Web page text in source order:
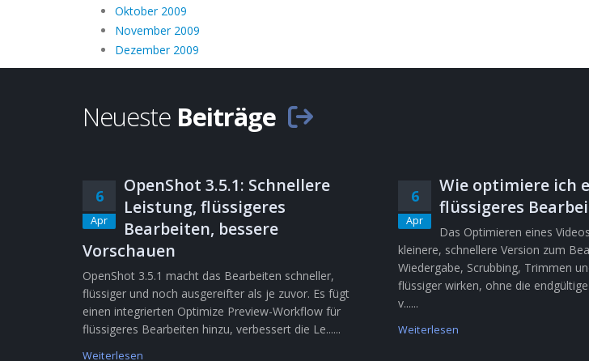
Oktober 2009
November 2009
Dezember 2009
Neueste Beiträge
6
Apr
OpenShot 3.5.1: Schnellere
Leistung, flüssigeres
Bearbeiten, bessere
Vorschauen
OpenShot 3.5.1 macht das Bearbeiten schneller,
flüssiger und noch ausgereifter als je zuvor. Es fügt
einen integrierten Optimize Preview-Workflow für
flüssigeres Bearbeiten hinzu, verbessert die Le......
Weiterlesen
6
Apr
Wie optimiere ich
flüssigeres
Das Optimieren eines
kleinere, schnellere Version zum
Wiedergabe, Scrubbing, Trimmen
flüssiger wirken, ohne die
v......
Weiterlesen